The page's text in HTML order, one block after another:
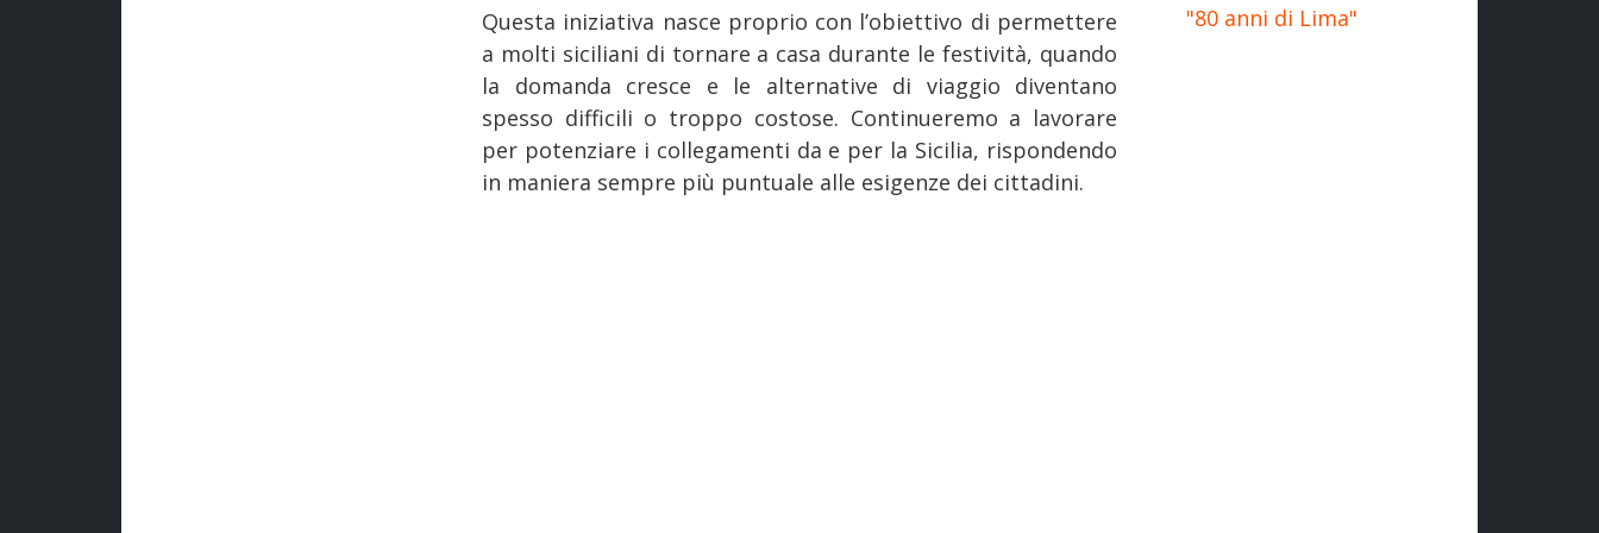
Questa iniziativa nasce proprio con l’obiettivo di permettere
a molti siciliani di tornare a casa durante le festività, quando
la domanda cresce e le alternative di viaggio diventano
spesso difficili o troppo costose. Continueremo a lavorare
per potenziare i collegamenti da e per la Sicilia, rispondendo
in maniera sempre più puntuale alle esigenze dei cittadini.
"80 anni di Lima"